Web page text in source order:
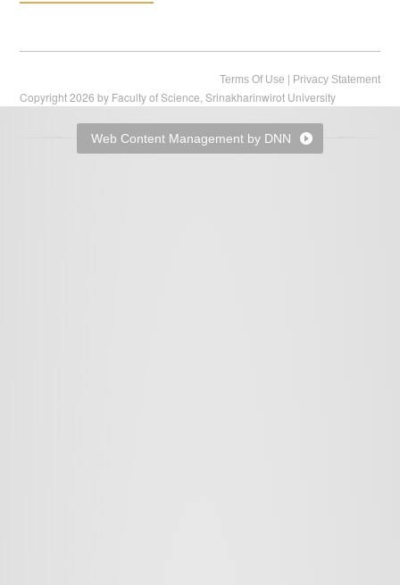
Terms Of Use | Privacy Statement
Copyright 2026 by Faculty of Science, Srinakharinwirot University
Web Content Management by DNN